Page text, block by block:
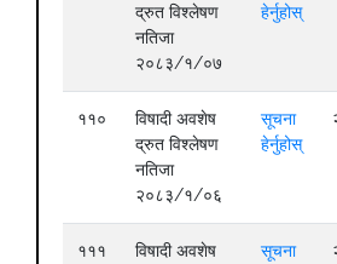
द्रुत विश्लेषण
नतिजा
२०८३/१/०७
हेर्नुहोस्
११०
विषादी अवशेष
द्रुत विश्लेषण
नतिजा
२०८३/१/०६
सूचना
हेर्नुहोस्
१११
विषादी अवशेष
सूचना